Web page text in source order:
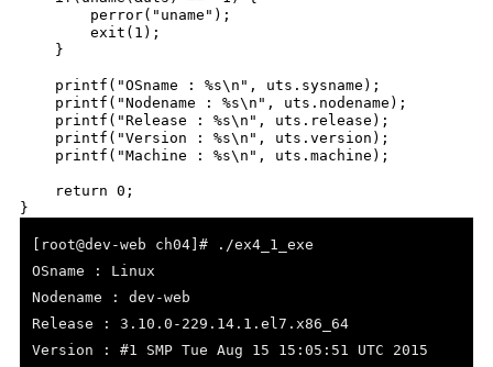
}
[root@dev-web ch04]# ./ex4_1_exe
OSname : Linux
Nodename : dev-web
Release : 3.10.0-229.14.1.el7.x86_64
Version : #1 SMP Tue Aug 15 15:05:51 UTC 2015